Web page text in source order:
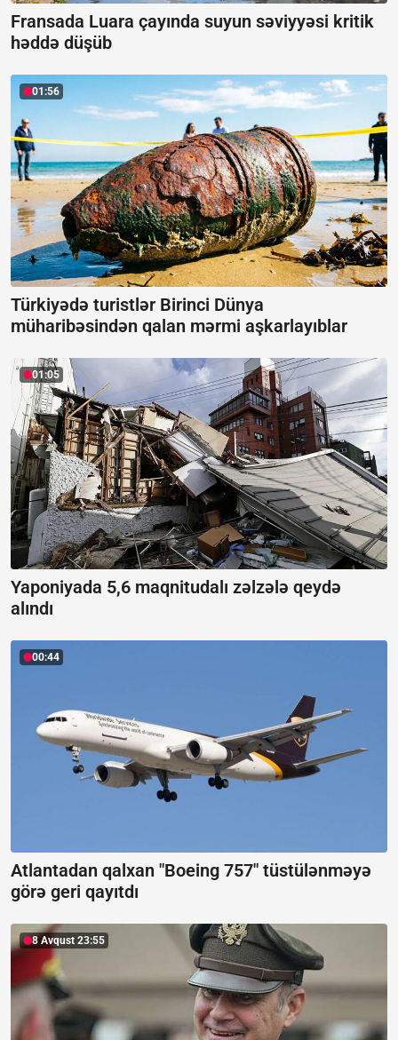
Fransada Luara çayında suyun səviyyəsi kritik
həddə düşüb
01:56
Türkiyədə turistlər Birinci Dünya
müharibəsindən qalan mərmi aşkarlayıblar
01:05
Yaponiyada 5,6 maqnitudalı zəlzələ qeydə
alındı
00:44
Atlantadan qalxan "Boeing 757" tüstülənməyə
görə geri qayıtdı
8 Avqust 23:55